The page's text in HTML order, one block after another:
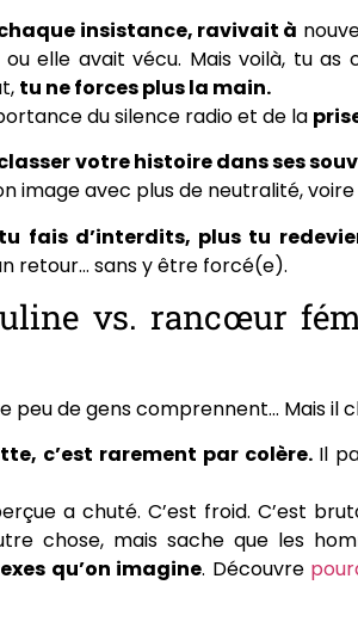
insistance, ravivait à
elle avait vécu. Mais voilà, tu as
tu ne forces plus la main.
du silence radio et de la
votre histoire dans ses
image avec plus de neutralité,
fais d’interdits, plus tu
retour… sans y être forcé(e).
vs. rancœur
peu de gens comprennent… Mais il
c’est rarement par colère.Il
a chuté. C’est froid. C’est
chose, mais sache que les
qu’on imagine. Découvre